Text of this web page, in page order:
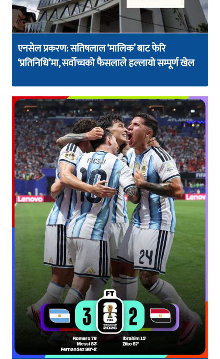
एनसेल प्रकरण: सतिषलाल ‘मालिक’ बाट फेरि
‘प्रतिनिधि’मा, सर्वोच्चको फैसलाले हल्लायो सम्पूर्ण खेल